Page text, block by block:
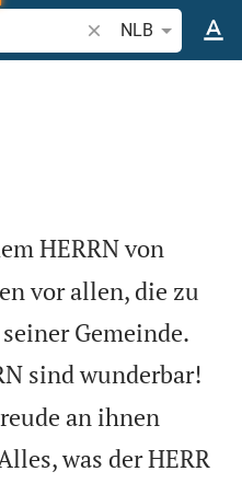
Bibelstelle oder
NLB
HERRN von
vor allen, die zu
Gemeinde.
sind wunderbar!
an ihnen
was der HERR